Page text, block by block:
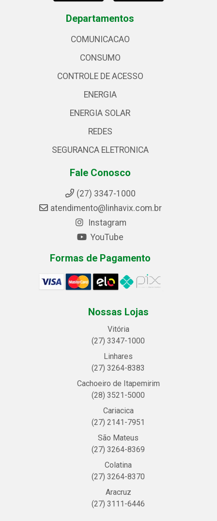
Departamentos
COMUNICACAO
CONSUMO
CONTROLE DE ACESSO
ENERGIA
ENERGIA SOLAR
REDES
SEGURANCA ELETRONICA
Fale Conosco
(27) 3347-1000
atendimento@linhavix.com.br
Instagram
YouTube
Formas de Pagamento
Nossas Lojas
Vitória
(27) 3347-1000
Linhares
(27) 3264-8383
Cachoeiro de Itapemirim
(28) 3521-5000
Cariacica
(27) 2141-7951
São Mateus
(27) 3264-8369
Colatina
(27) 3264-8370
Aracruz
(27) 3111-6446